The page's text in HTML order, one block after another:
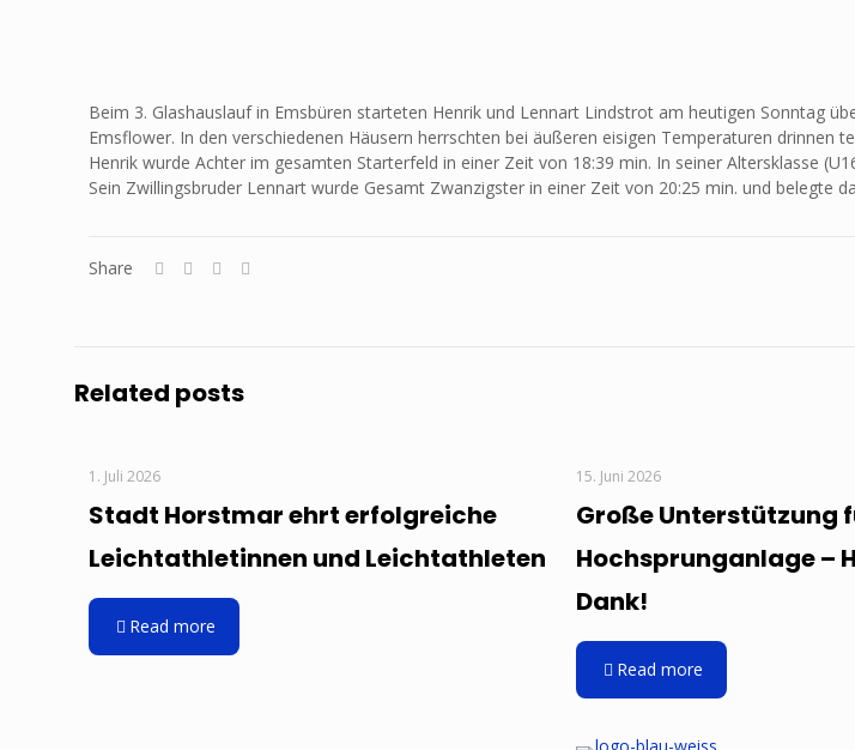
Beim 3. Glashauslauf in Emsbüren starteten Henrik und Lennart Lindstrot am heutigen Sonntag
Emsflower. In den verschiedenen Häusern herrschten bei äußeren eisigen Temperaturen drinnen
Henrik wurde Achter im gesamten Starterfeld in einer Zeit von 18:39 min. In seiner Altersklasse
Sein Zwillingsbruder Lennart wurde Gesamt Zwanzigster in einer Zeit von 20:25 min. und belegte
Share
Related posts
1. Juli 2026
Stadt Horstmar ehrt erfolgreiche
Leichtathletinnen und Leichtathleten
Read more
15. Juni 2026
Große Unterstützung
Hochsprunganlage –
Dank!
Read more